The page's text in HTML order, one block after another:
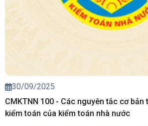
30/09/2025
CMKTNN 100 - Các nguyên tắc cơ
kiểm toán của kiểm toán nhà nước